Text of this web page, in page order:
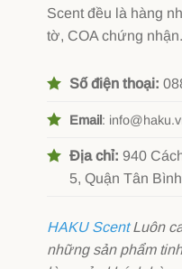
Scent đều là hàng
tờ, COA chứng nhận.
Số điện thoại:
Email :
Địa chỉ: 940
5, Quận Tân
HAKU ScentLuôn
những sản phẩm